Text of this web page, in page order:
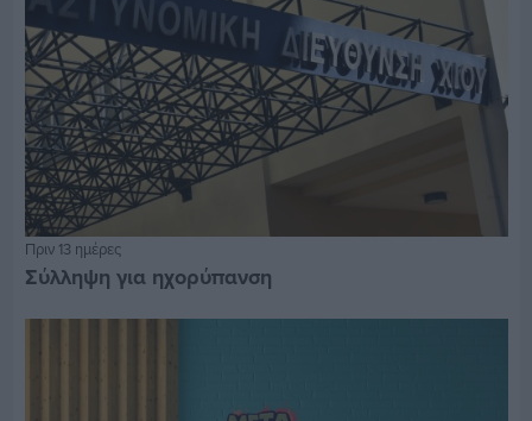
Πριν 13 ημέρες
Σύλληψη για ηχορύπανση